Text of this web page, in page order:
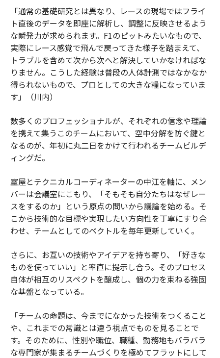
「通常の基礎研究とは異なり、レースの現場ではフライ
ト直後のデータを即座に解析し、調整に反映させるよう
な瞬発力が求められます。F1のピットみたいなもので、
実際にレース感覚で飛んで戻ってきた様子を踏まえて、
トラブルを含めて次から次へと解決していかなければな
りません。こうした経験は普段の人体計測ではなかなか
得られないもので、プロとしての大きな糧になっていま
す」（川内）
数多くのプロフェッショナルが、それぞれの信念や理論
を携えて集うこのチームにおいて、空中分解を防ぐ鍵と
なるのが、年初に丸二日をかけて行われるチームビルデ
ィングだ。
室屋とテクニカルコーディネーターの中江を軸に、メン
バーは会議室にこもり、「そもそも自分たちはなぜレー
スをするのか」という原点の問いから議論を始める。そ
こから技術的な目標や実現したい方向性を丁寧にすり合
わせ、チームとしてのベクトルを毎年更新していく。
さらに、お互いの技術やアイデアを持ち寄り、「好きな
ものを使っていい」と率直に提示し合う。そのプロセス
自体が相互のリスペクトを醸成し、個の力を束ねる強固
な基盤となっている。
「チームの命題は、今までになかった技術をつくること
や、これまでの常識とは違う視点でものを見ることで
す。そのために、性別や職位、職種、勤務地もバラバラ
な専門家が集まるチームづくりを極めてフラットにして